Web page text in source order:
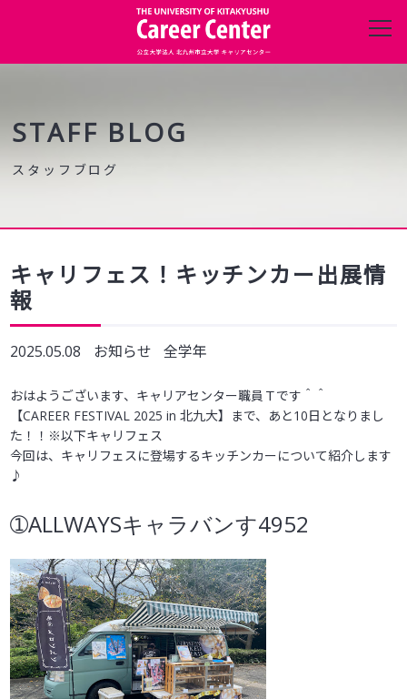
キャリアセンターについて
進路・就職データ
卒業生の方へ
受験生の方へ
STAFF BLOG
キャリフェス！キッチンカー出展情
報
2025.05.08 お知らせ 全学年
おはようございます、キャリアセンター職員Ｔです＾＾
【CAREER FESTIVAL 2025 in 北九大】まで、あと10日となりまし
た！！※以下キャリフェス
今回は、キャリフェスに登場するキッチンカーについて紹介します
♪
➀ALLWAYSキャラバンす4952